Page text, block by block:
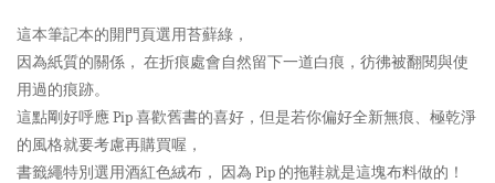
這本筆記本的開門頁選用苔蘚綠，
因為紙質的關係， 在折痕處會自然留下一道白痕，彷彿被翻閱與使
用過的痕跡。
這點剛好呼應 Pip 喜歡舊書的喜好，但是若你偏好全新無痕、極乾淨
的風格就要考慮再購買喔，
書籤繩特別選用酒紅色絨布， 因為 Pip 的拖鞋就是這塊布料做的！